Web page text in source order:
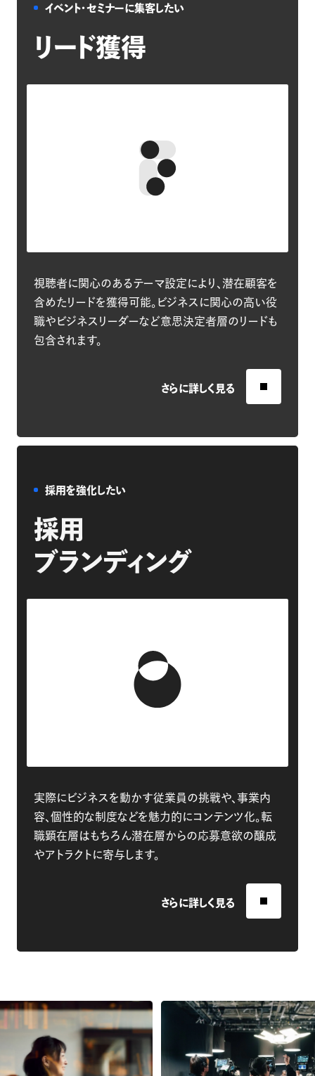
イベント・セミナーに集客したい
リード獲得
視聴者に関心のあるテーマ設定により、潜在顧客を
含めたリードを獲得可能。ビジネスに関心の高い役
職やビジネスリーダーなど意思決定者層のリードも
包含されます。
さらに詳しく見る
採用を強化したい
採用
ブランディング
実際にビジネスを動かす従業員の挑戦や、事業内
容、個性的な制度などを魅力的にコンテンツ化。転
職顕在層はもちろん潜在層からの応募意欲の醸成
やアトラクトに寄与します。
さらに詳しく見る